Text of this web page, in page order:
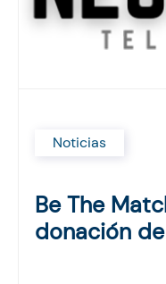
Noticias
Be The
donación